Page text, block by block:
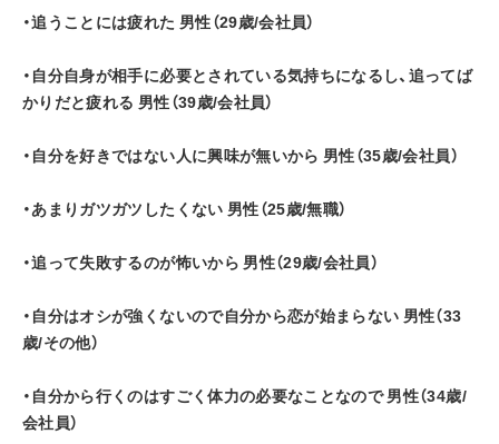
・追うことには疲れた 男性（29歳/会社員）
・自分自身が相手に必要とされている気持ちになるし、追ってば
かりだと疲れる 男性（39歳/会社員）
・自分を好きではない人に興味が無いから 男性（35歳/会社員）
・あまりガツガツしたくない 男性（25歳/無職）
・追って失敗するのが怖いから 男性（29歳/会社員）
・自分はオシが強くないので自分から恋が始まらない 男性（33
歳/その他）
・自分から行くのはすごく体力の必要なことなので 男性（34歳/
会社員）